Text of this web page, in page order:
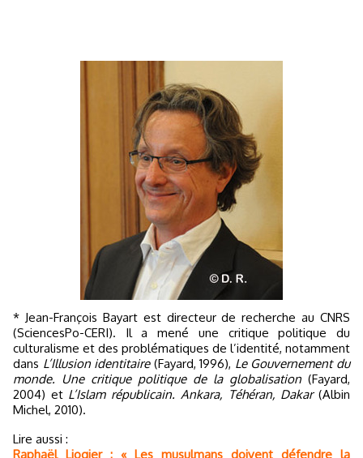
* Jean-François Bayart est directeur de recherche au CNRS
(SciencesPo-CERI). Il a mené une critique politique du
culturalisme et des problématiques de l’identité, notamment
dans
L’Illusion identitaire(Fayard, 1996), Le Gouvernement du
monde. Une critique politique de la globalisation (Fayard,
2004) et L’Islam républicain. Ankara, Téhéran, Dakar(Albin
Michel, 2010).
Lire aussi :
Raphaël Liogier : « Les musulmans doivent défendre la